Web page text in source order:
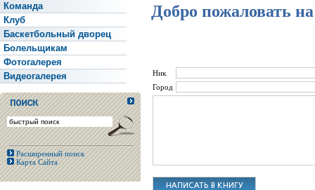
Команда
Клуб
Баскетбольный дворец
Болельщикам
Фотогалерея
Видеогалерея
Расширенный поиск
Карта Сайта
Добро пожаловать
Ник
Город